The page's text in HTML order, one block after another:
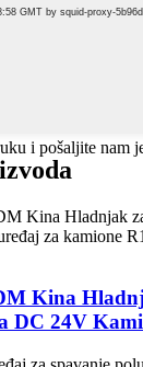
i pošaljite nam
Kina
DC 24V